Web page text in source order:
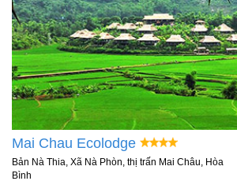
Mai Chau Ecolodge
Bản Nà Thia, Xã Nà Phòn, thị trấn Mai Châu, Hòa
Bình